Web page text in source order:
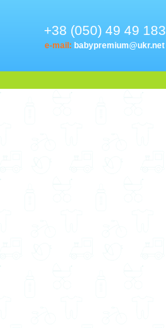
+38 (050) 49 49 183
e-mail: babypremium@ukr.net